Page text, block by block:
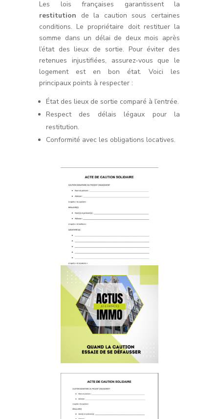
Les lois françaises garantissent la
restitution de la caution sous certaines
conditions. Le propriétaire doit restituer la
somme dans un délai de deux mois après
l’état des lieux de sortie. Pour éviter des
retenues injustifiées, assurez-vous que le
logement est en bon état. Voici les
principaux points à respecter :
État des lieux de sortie comparé à l’entrée.
Respect des délais légaux pour la
restitution.
Conformité avec les obligations locatives.